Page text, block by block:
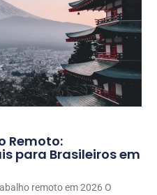
Remoto:
para Brasileiros em
remoto em 2026 O